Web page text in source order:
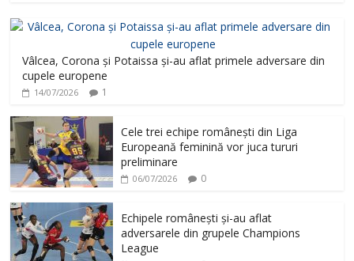
Vâlcea, Corona și Potaissa și-au aflat primele adversare din
cupele europene
14/07/2026 1
Cele trei echipe românești din Liga
Europeană feminină vor juca tururi
preliminare
06/07/2026 0
Echipele românești și-au aflat
adversarele din grupele Champions
League